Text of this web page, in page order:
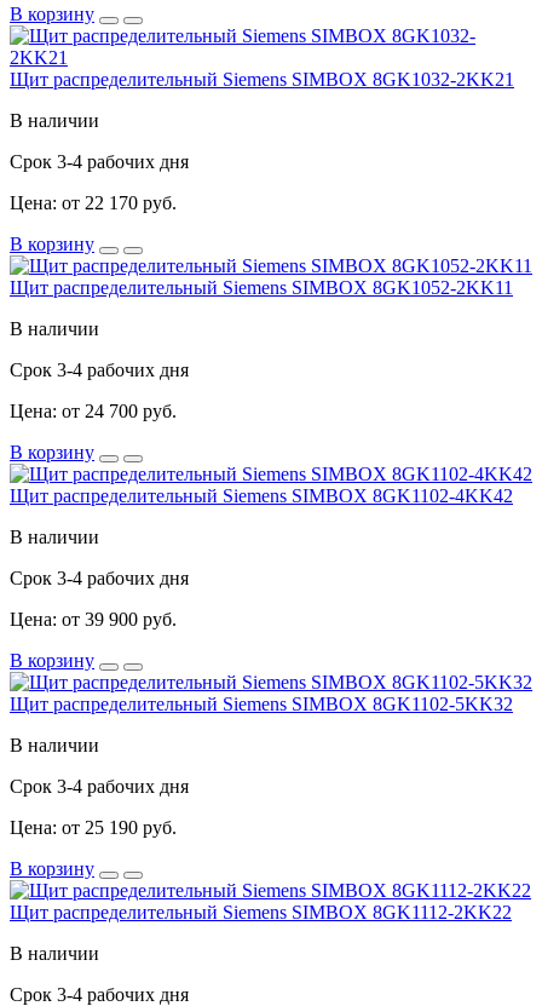
В корзину
Щит распределительный Siemens SIMBOX 8GK1032-2KK21
В наличии
Срок 3-4 рабочих дня
Цена: от 22 170 руб.
В корзину
Щит распределительный Siemens SIMBOX 8GK1052-2KK11
В наличии
Срок 3-4 рабочих дня
Цена: от 24 700 руб.
В корзину
Щит распределительный Siemens SIMBOX 8GK1102-4KK42
В наличии
Срок 3-4 рабочих дня
Цена: от 39 900 руб.
В корзину
Щит распределительный Siemens SIMBOX 8GK1102-5KK32
В наличии
Срок 3-4 рабочих дня
Цена: от 25 190 руб.
В корзину
Щит распределительный Siemens SIMBOX 8GK1112-2KK22
В наличии
Срок 3-4 рабочих дня